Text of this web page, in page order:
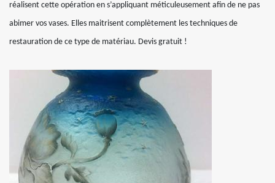
réalisent cette opération en s’appliquant méticuleusement afin de ne pas
abimer vos vases. Elles maitrisent complètement les techniques de
restauration de ce type de matériau. Devis gratuit !